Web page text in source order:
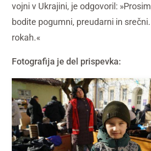
vojni v Ukrajini, je odgovoril:
bodite pogumni, preudarni in
rokah.«
Fotografija je del prispevka: